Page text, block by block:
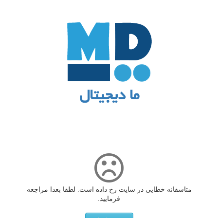
ما دیجیتال
متاسفانه خطایی در سایت رخ داده است. لطفا بعدا مراجعه
فرمایید.